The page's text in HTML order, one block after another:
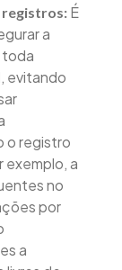
registros: É
a
evitando
o registro
exemplo, a
no
por
a